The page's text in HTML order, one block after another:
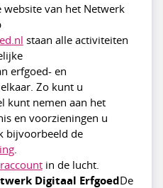
van het Netwerk
staan alle activiteiten
erfgoed- en
Zo kunt u
kunt nemen aan het
en voorzieningen u
bijvoorbeeld de
.
in de lucht.
Digitaal ErfgoedDe